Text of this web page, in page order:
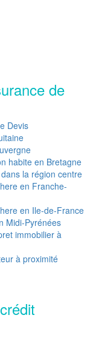
de
Devis
habite en Bretagne
la région centre
en Franche-
en Ile-de-France
Midi-Pyrénées
immobilier à
à proximité